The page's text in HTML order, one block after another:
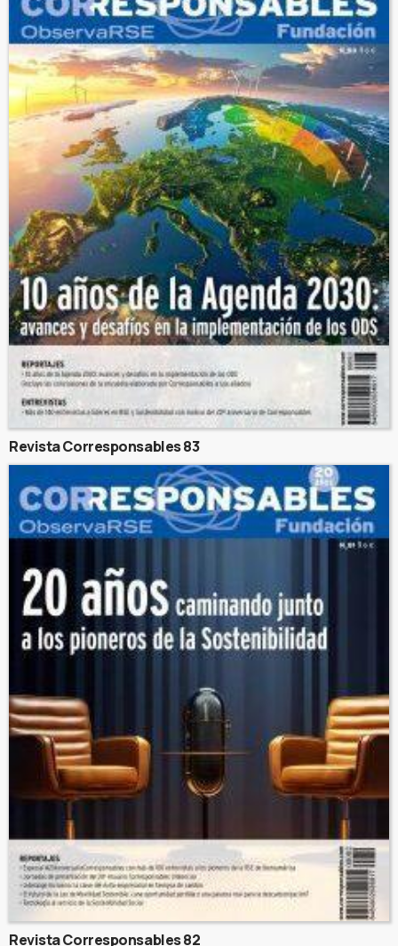
Revista Corresponsables 83
Revista Corresponsables 82